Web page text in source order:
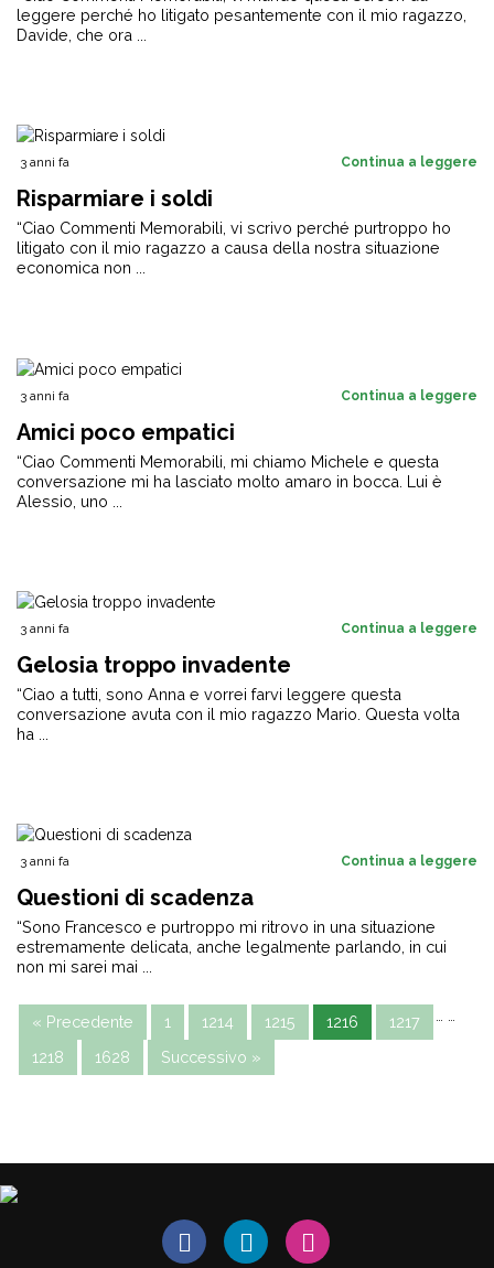
leggere perché ho litigato pesantemente con il mio ragazzo,
Davide, che ora ...
3 anni fa Continua a leggere
Risparmiare i soldi
“Ciao Commenti Memorabili, vi scrivo perché purtroppo ho
litigato con il mio ragazzo a causa della nostra situazione
economica non ...
3 anni fa Continua a leggere
Amici poco empatici
“Ciao Commenti Memorabili, mi chiamo Michele e questa
conversazione mi ha lasciato molto amaro in bocca. Lui è
Alessio, uno ...
3 anni fa Continua a leggere
Gelosia troppo invadente
“Ciao a tutti, sono Anna e vorrei farvi leggere questa
conversazione avuta con il mio ragazzo Mario. Questa volta
ha ...
3 anni fa Continua a leggere
Questioni di scadenza
“Sono Francesco e purtroppo mi ritrovo in una situazione
estremamente delicata, anche legalmente parlando, in cui
non mi sarei mai ...
« Precedente 1 1214 1215 1216
1217
1218
1628 Successivo »